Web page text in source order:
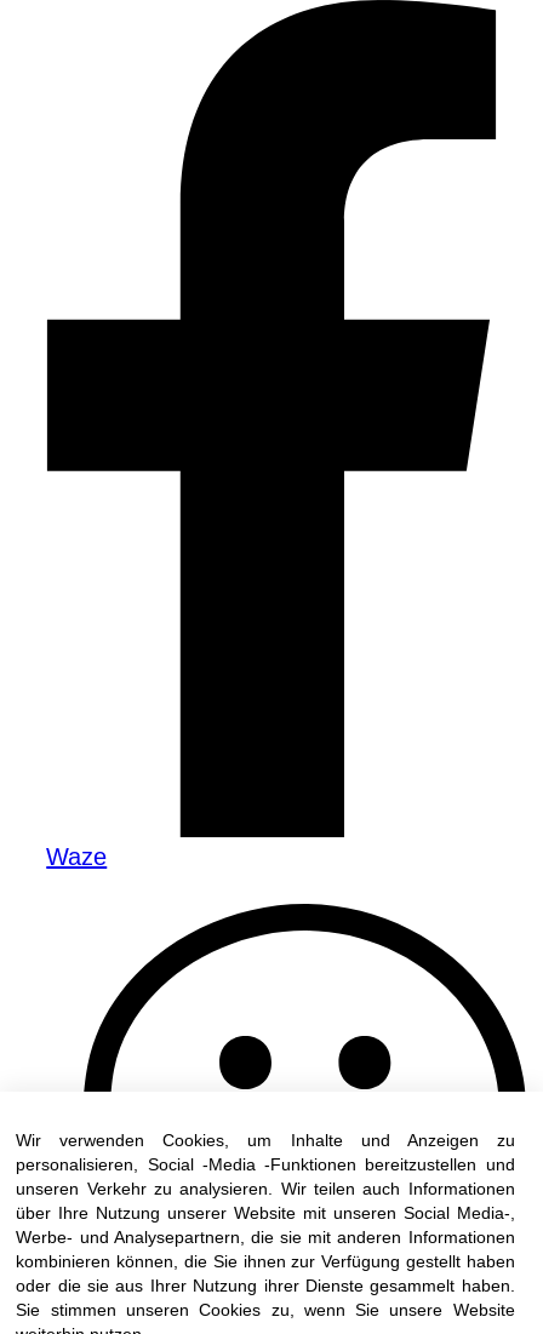
Waze
Wir verwenden Cookies, um Inhalte und Anzeigen zu
personalisieren, Social -Media -Funktionen bereitzustellen und
unseren Verkehr zu analysieren. Wir teilen auch Informationen
über Ihre Nutzung unserer Website mit unseren Social Media-,
Werbe- und Analysepartnern, die sie mit anderen Informationen
kombinieren können, die Sie ihnen zur Verfügung gestellt haben
oder die sie aus Ihrer Nutzung ihrer Dienste gesammelt haben.
Sie stimmen unseren Cookies zu, wenn Sie unsere Website